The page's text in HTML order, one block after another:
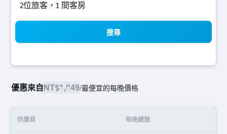
2位旅客，1 間客房
搜尋
優惠來自NT$1,849/最便宜的每晚價格
供應商 每晚總額